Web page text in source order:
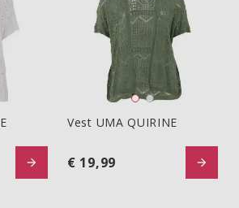
Vest UMA QUIRINE
Vest UMA QUIRINE
€ 19,99